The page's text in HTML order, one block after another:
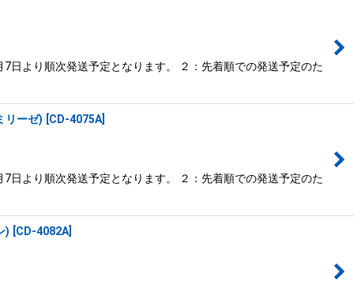
日より順次発送予定となります。 ２：先着順での発送予定のた
リーゼ) CD-4075A
日より順次発送予定となります。 ２：先着順での発送予定のた
) CD-4082A